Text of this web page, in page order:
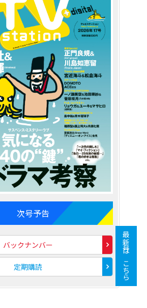
次号予告
バックナンバー
定期購読 最新号はこちら